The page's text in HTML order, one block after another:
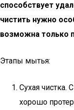
способствует
чистить нужно
возможна только
Этапы мытья:
Сухая
хорошо